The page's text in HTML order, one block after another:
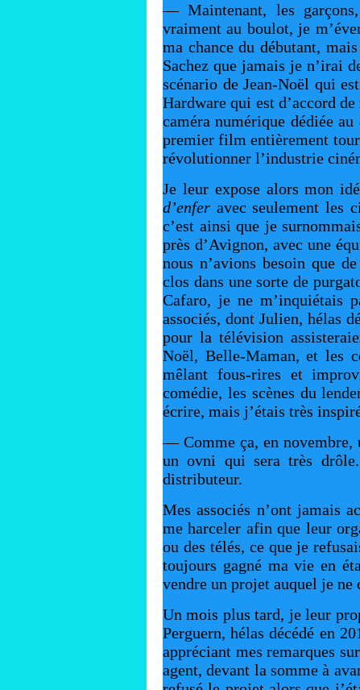
— Maintenant, les
vraiment au boulot, je
ma chance du débutant,
Sachez que jamais je n’irai
scénario de Jean-Noël qui
Hardware qui est d’accord
caméra numérique dédiée
premier film entièrement
révolutionner l’industrie
Je leur expose alors mon
d’enfer avec seulement les
c’est ainsi que je
près d’Avignon, avec une
nous n’avions besoin que
clos dans une sorte de
Cafaro, je ne m’inquiétais
associés, dont Julien, hélas
pour la télévision
Noël, Belle-Maman, et les
mêlant fous-rires et
comédie, les scènes du
écrire, mais j’étais très
— Comme ça, en novembre,
un ovni qui sera très
distributeur.
Mes associés n’ont jamais
me harceler afin que leur
ou des télés, ce que je
toujours gagné ma vie en
vendre un projet auquel je ne
Un mois plus tard, je leur
Perguern, hélas décédé en
appréciant mes remarques
agent, devant la somme à